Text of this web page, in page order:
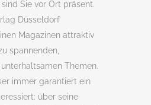
Sie vor Ort präsent.
Düsseldorf
Magazinen attraktiv
spannenden,
Themen.
immer garantiert ein
über seine